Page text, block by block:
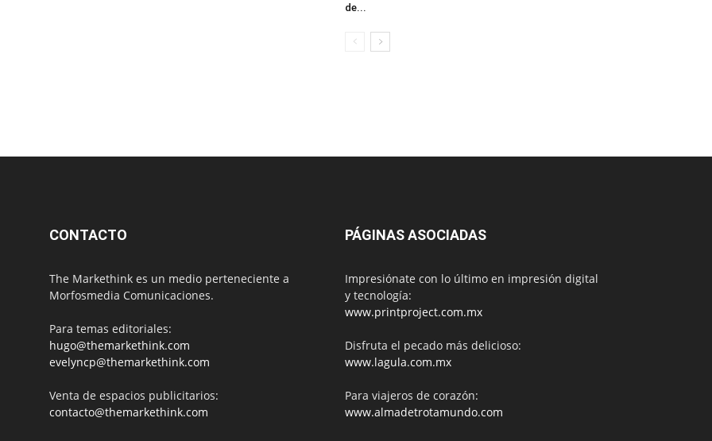
de...
CONTACTO
The Markethink es un medio perteneciente a
Morfosmedia Comunicaciones.
Para temas editoriales:
hugo@themarkethink.com
evelyncp@themarkethink.com
Venta de espacios publicitarios:
contacto@themarkethink.com
PÁGINAS ASOCIADAS
Impresiónate con lo último en impresión digital
y tecnología:
www.printproject.com.mx
Disfruta el pecado más delicioso:
www.lagula.com.mx
Para viajeros de corazón:
www.almadetrotamundo.com